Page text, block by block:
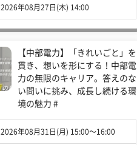
2026年08月27日(木) 14:00
【中部電力】「きれいごと」を
貫き、想いを形にする！中部電
力の無限のキャリア。答えのな
い問いに挑み、成長し続ける環
境の魅力 #
2026年08月31日(月) 15:00〜16:00